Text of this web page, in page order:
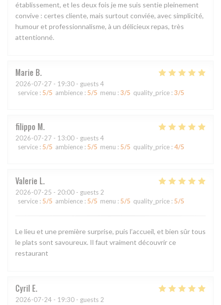
établissement, et les deux fois je me suis sentie pleinement
convive : certes cliente, mais surtout conviée, avec simplicité,
humour et professionnalisme, à un délicieux repas, très
attentionné.
Marie B
2026-07-27 - 19:30 - guests 4
service : 5/5 ambience : 5/5 menu : 3/5 quality_price : 3/5
filippo M
2026-07-27 - 13:00 - guests 4
service : 5/5 ambience : 5/5 menu : 5/5 quality_price : 4/5
Valerie L
2026-07-25 - 20:00 - guests 2
service : 5/5 ambience : 5/5 menu : 5/5 quality_price : 5/5
Le lieu et une première surprise, puis l’accueil, et bien sûr tous
le plats sont savoureux. Il faut vraiment découvrir ce
restaurant
Cyril E
2026-07-24 - 19:30 - guests 2